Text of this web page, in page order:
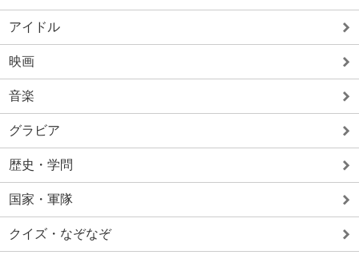
アイドル
映画
音楽
グラビア
歴史・学問
国家・軍隊
クイズ・なぞなぞ